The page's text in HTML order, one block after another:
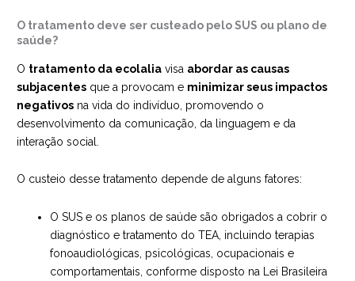
O tratamento deve ser custeado pelo SUS ou plano de
saúde?
O tratamento da ecolalia visa abordar as causas
subjacentes que a provocam e minimizar seus impactos
negativos na vida do indivíduo, promovendo o
desenvolvimento da comunicação, da linguagem e da
interação social.
O custeio desse tratamento depende de alguns fatores:
O SUS e os planos de saúde são obrigados a cobrir o
diagnóstico e tratamento do TEA, incluindo terapias
fonoaudiológicas, psicológicas, ocupacionais e
comportamentais, conforme disposto na Lei Brasileira